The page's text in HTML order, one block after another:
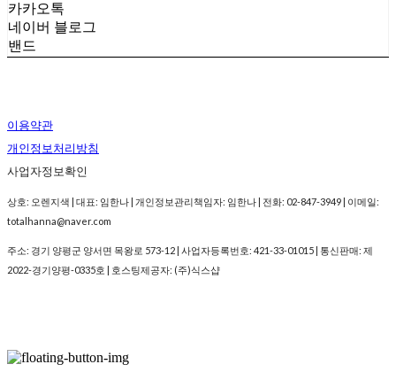
카카오톡
네이버 블로그
밴드
이용약관
개인정보처리방침
사업자정보확인
상호: 오렌지색 | 대표: 임한나 | 개인정보관리책임자: 임한나 | 전화: 02-847-3949 | 이메일:
totalhanna@naver.com
주소: 경기 양평군 양서면 목왕로 573-12 | 사업자등록번호: 421-33-01015 | 통신판매: 제
2022-경기양평-0335호 | 호스팅제공자: (주)식스샵